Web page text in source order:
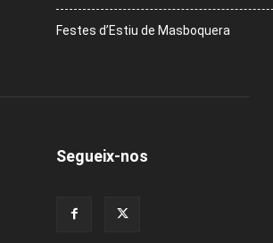
Festes d’Estiu de Masboquera
Segueix-nos